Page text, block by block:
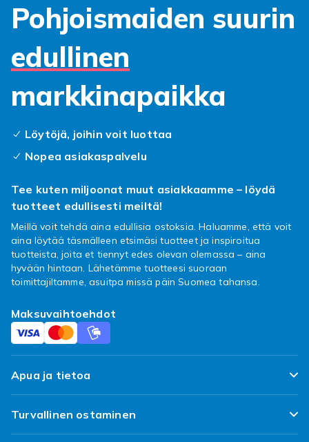
Pohjoismaiden suurin
edullinen
markkinapaikka
Löytöjä, joihin voit luottaa
Nopea asiakaspalvelu
Tee kuten miljoonat muut asiakkaamme – löydä
tuotteet edullisesti meiltä!
Meillä voit tehdä aina edullisia ostoksia. Haluamme, että voit
aina löytää täsmälleen etsimäsi tuotteet ja inspiroitua
tuotteista, joita et tiennyt edes olevan olemassa – aina
hyvään hintaan. Lähetämme tuotteesi suoraan
toimittajiltamme, asuitpa missä päin Suomea tahansa.
Maksuvaihtoehdot
Apua ja tietoa
FAQ
Seuraa pakettiani
Turvallinen ostaminen